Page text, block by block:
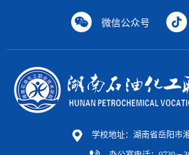
微信公众号
学校地址：湖南省岳阳市